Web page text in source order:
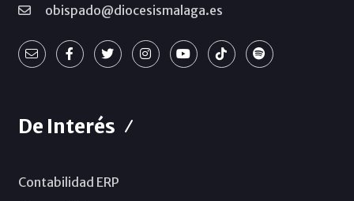
obispado@diocesismalaga.es
De Interés
Contabilidad ERP